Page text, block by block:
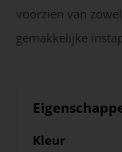
voorzien van
gemakkelijke
Kleur